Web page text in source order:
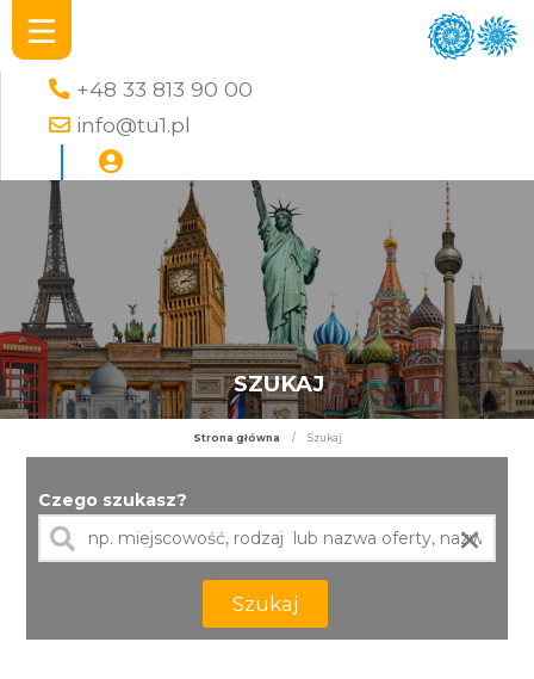
+48 33 813 90 00
info@tu1.pl
SZUKAJ
Strona główna / Szukaj
Czego szukasz?
×
Szukaj